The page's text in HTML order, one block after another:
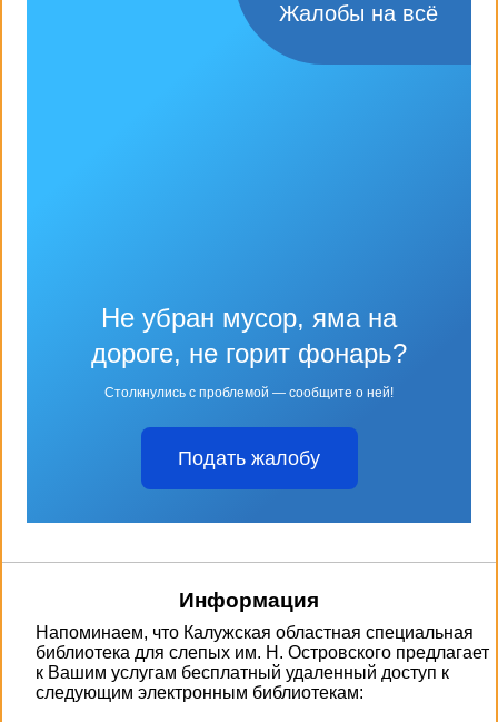
Жалобы на всё
Не убран мусор, яма на
дороге, не горит фонарь?
Столкнулись с проблемой — сообщите о ней!
Подать жалобу
Информация
Напоминаем, что Калужская областная специальная
библиотека для слепых им. Н. Островского предлагает
к Вашим услугам бесплатный удаленный доступ к
следующим электронным библиотекам: